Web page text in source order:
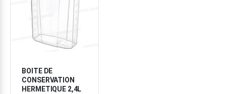
BOITE DE
CONSERVATION
HERMETIQUE 2,4L